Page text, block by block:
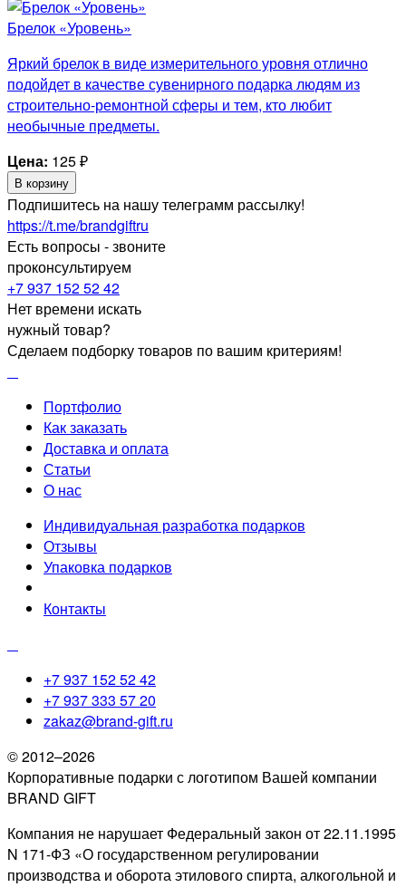
Брелок «Уровень»
Яркий брелок в виде измерительного уровня отлично
подойдет в качестве сувенирного подарка людям из
строительно-ремонтной сферы и тем, кто любит
необычные предметы.
Цена: 125₽
В корзину
Подпишитесь на нашу телеграмм рассылку!
https://t.me/brandgiftru
Есть вопросы - звоните
проконсультируем
+7 937 152 52 42
Нет времени искать
нужный товар?
Сделаем подборку товаров по вашим критериям!
Портфолио
Как заказать
Доставка и оплата
Статьи
О нас
Индивидуальная разработка подарков
Отзывы
Упаковка подарков
Контакты
+7 937 152 52 42
+7 937 333 57 20
zakaz@brand-gift.ru
© 2012–2026
Корпоративные подарки с логотипом Вашей компании
BRAND GIFT
Компания не нарушает Федеральный закон от 22.11.1995
N 171-ФЗ «О государственном регулировании
производства и оборота этилового спирта, алкогольной и